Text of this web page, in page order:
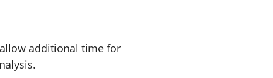
additional time for